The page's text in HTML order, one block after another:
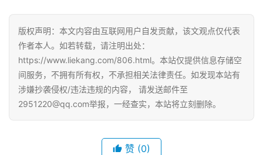
版权声明：本文内容由互联网用户自发贡献，该文观点仅代表
作者本人。如若转载，请注明出处：
https://www.liekang.com/806.html。本站仅提供信息存储空
间服务，不拥有所有权，不承担相关法律责任。如发现本站有
涉嫌抄袭侵权/违法违规的内容， 请发送邮件至
2951220@qq.com举报，一经查实，本站将立刻删除。
赞 (0)